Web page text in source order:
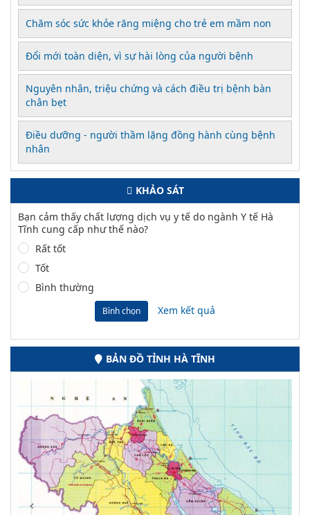
Chăm sóc sức khỏe răng miệng cho trẻ em mầm non
Đổi mới toàn diện, vì sự hài lòng của người bệnh
Nguyên nhân, triệu chứng và cách điều trị bệnh bàn
chân bẹt
Điều dưỡng - người thầm lặng đồng hành cùng bệnh
nhân
KHẢO SÁT
Bạn cảm thấy chất lượng dịch vụ y tế do ngành Y tế Hà
Tĩnh cung cấp như thế nào?
Rất tốt
Tốt
Bình thường
Bình chọn Xem kết quả
BẢN ĐỒ TỈNH HÀ TĨNH